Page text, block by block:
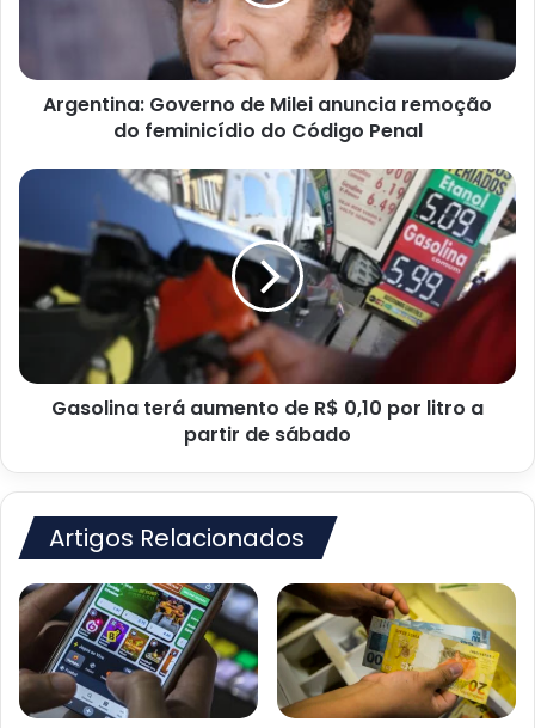
do
Código
Argentina: Governo de Milei anuncia remoção
do feminicídio do Código Penal
Gasolina
de
0,10
a
partirGasolina terá aumento de R$ 0,10 por litro a
partir de sábado
Artigos Relacionados